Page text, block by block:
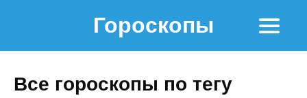
Гороскопы
Все гороскопы по тегу